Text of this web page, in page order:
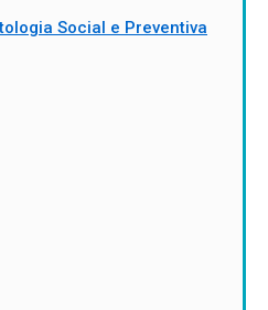
Social e Preventiva